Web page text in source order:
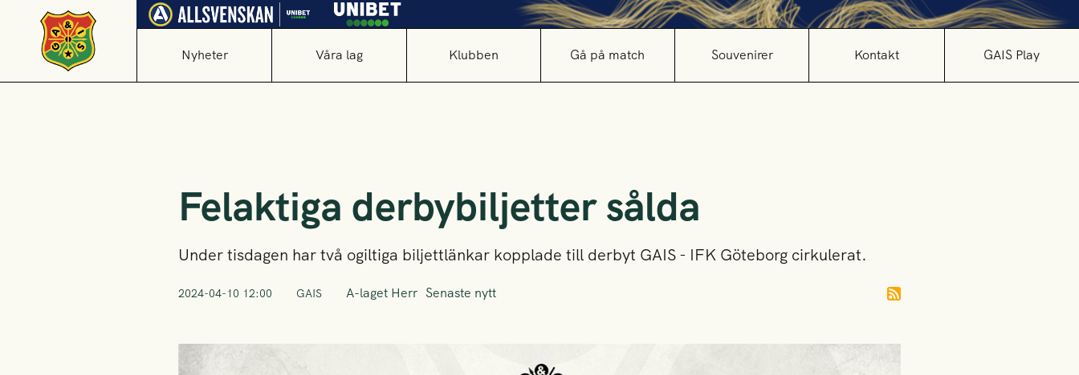
Nyheter Våra lag Klubben Gå på match Souvenirer Kontakt GAIS Play
Felaktiga derbybiljetter sålda
Under tisdagen har två ogiltiga biljettlänkar kopplade till derbyt GAIS - IFK Göteborg cirkulerat.
2024-04-10 12:00 GAIS A-laget Herr Senaste nytt